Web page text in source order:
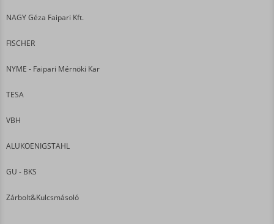
NAGY Géza Faipari Kft.
FISCHER
NYME - Faipari Mérnöki Kar
TESA
VBH
ALUKOENIGSTAHL
GU - BKS
Zárbolt&Kulcsmásoló